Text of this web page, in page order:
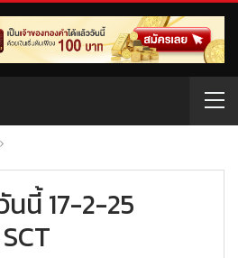
นี้ 17-2-25